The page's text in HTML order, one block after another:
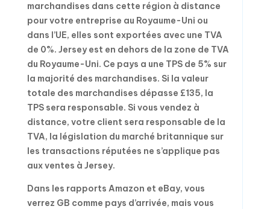
marchandises dans cette région à distance
pour votre entreprise au Royaume-Uni ou
dans l’UE, elles sont exportées avec une TVA
de 0%. Jersey est en dehors de la zone de TVA
du Royaume-Uni. Ce pays a une TPS de 5% sur
la majorité des marchandises. Si la valeur
totale des marchandises dépasse £135, la
TPS sera responsable. Si vous vendez à
distance, votre client sera responsable de la
TVA, la législation du marché britannique sur
les transactions réputées ne s’applique pas
aux ventes à Jersey.
Dans les rapports Amazon et eBay, vous
verrez GB comme pays d’arrivée, mais vous